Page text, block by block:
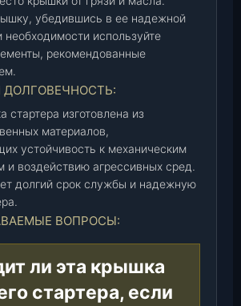
убедившись в ее надежной
используйте
рекомендованные
ДОЛГОВЕЧНОСТЬ:
стартера изготовлена из
материалов,
устойчивость к механическим
и воздействию агрессивных сред.
долгий срок службы и надежную
ВОПРОСЫ:
ли эта крышка
стартера, если